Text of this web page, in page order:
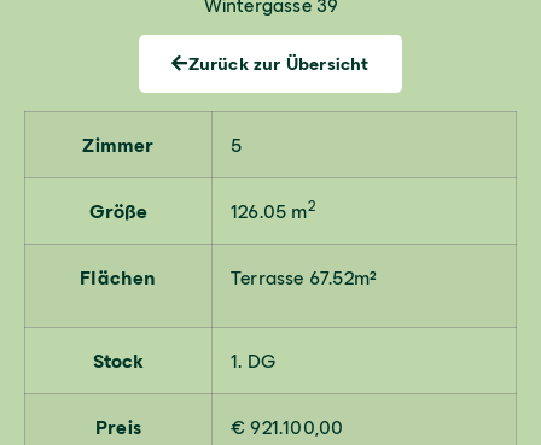
Wintergasse 39
Zurück zur Übersicht
Zimmer 5
Größe 126.05 m2
Flächen Terrasse 67.52m²
Stock 1. DG
Preis € 921.100,00